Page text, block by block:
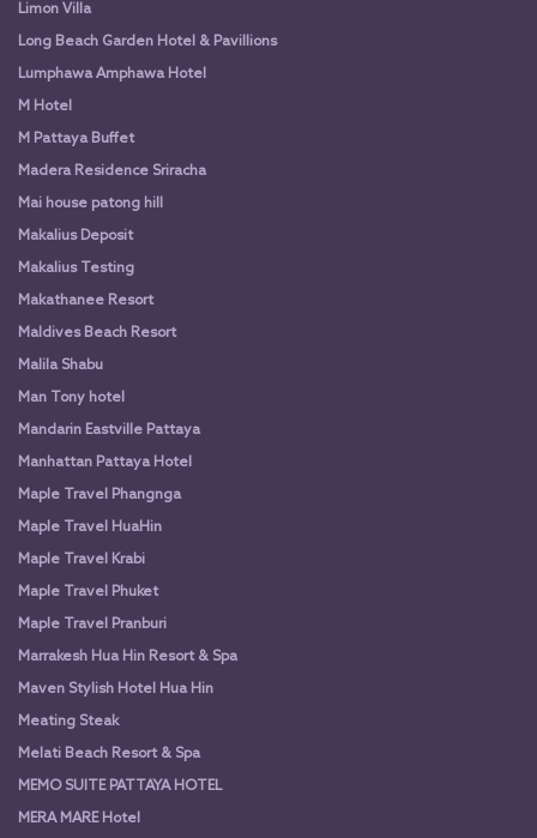
Limon Villa
Long Beach Garden Hotel & Pavillions
Lumphawa Amphawa Hotel
M Hotel
M Pattaya Buffet
Madera Residence Sriracha
Mai house patong hill
Makalius Deposit
Makalius Testing
Makathanee Resort
Maldives Beach Resort
Malila Shabu
Man Tony hotel
Mandarin Eastville Pattaya
Manhattan Pattaya Hotel
Maple Travel Phangnga
Maple Travel HuaHin
Maple Travel Krabi
Maple Travel Phuket
Maple Travel Pranburi
Marrakesh Hua Hin Resort & Spa
Maven Stylish Hotel Hua Hin
Meating Steak
Melati Beach Resort & Spa
MEMO SUITE PATTAYA HOTEL
MERA MARE Hotel